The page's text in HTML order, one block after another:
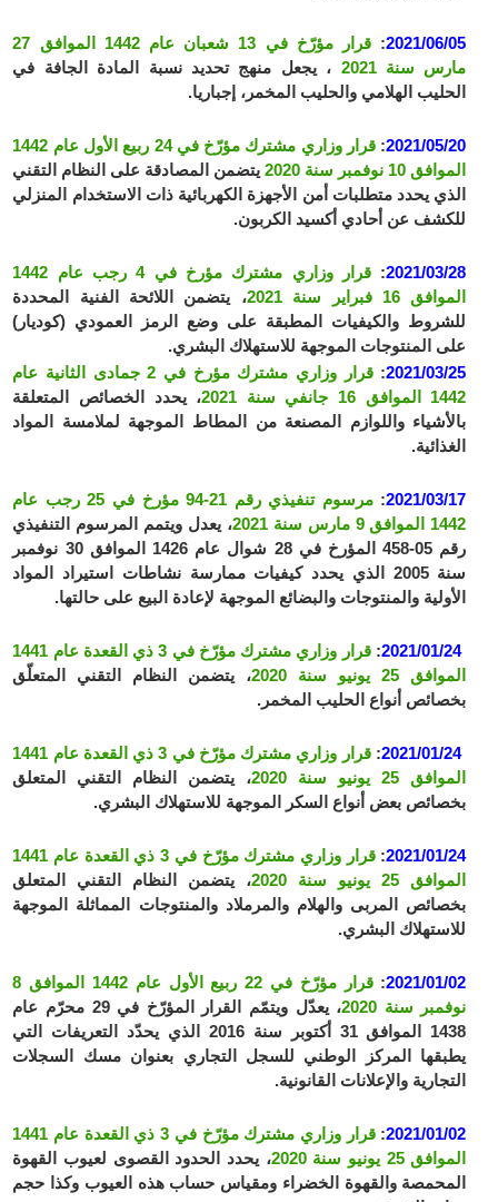
2021/06/05
:
قرار مؤرّخ في 13 شعبان عام 1442 الموافق 27
مارس سنة 2021
، يجعل منهج تحديد نسبة المادة الجافة في
الحليب الهلامي والحليب المخمر، إجباريا.
2021/05/20
:
قرار وزاري مشترك مؤرّخ في 24 ربيع الأول عام 1442
الموافق 10 نوفمبر سنة 2020
يتضمن المصادقة على النظام التقني
الذي يحدد متطلبات أمن الأجهزة الكهربائية ذات الاستخدام المنزلي
للكشف عن أحادي أكسيد الكربون.
2021/03/28
:
قرار وزاري مشترك مؤرخ في 4 رجب عام 1442
الموافق 16 فبراير سنة 2021
، يتضمن اللائحة الفنية المحددة
للشروط والكيفيات المطبقة على وضع الرمز العمودي (كوديار)
على المنتوجات الموجهة للاستهلاك البشري.
2021/03/25
:
قرار وزاري مشترك مؤرخ في 2 جمادى الثانية عام
1442 الموافق 16 جانفي سنة 2021
، يحدد الخصائص المتعلقة
بالأشياء واللوازم المصنعة من المطاط الموجهة لملامسة المواد
الغذائية.
2021/03/17
:
مرسوم تنفيذي رقم 21-94 مؤرخ في 25 رجب عام
1442 الموافق 9 مارس سنة 2021
، يعدل ويتمم المرسوم التنفيذي
رقم 05-458 المؤرخ في 28 شوال عام 1426 الموافق 30 نوفمبر
سنة 2005 الذي يحدد كيفيات ممارسة نشاطات استيراد المواد
الأولية والمنتوجات والبضائع الموجهة لإعادة البيع على حالتها.
2021/01/24
:
قرار وزاري مشترك مؤرّخ في 3 ذي القعدة عام 1441
الموافق 25 يونيو سنة 2020
، يتضمن النظام التقني المتعلّق
بخصائص أنواع الحليب المخمر.
2021/01/24
:
قرار وزاري مشترك مؤرّخ في 3 ذي القعدة عام 1441
الموافق 25 يونيو سنة 2020
، يتضمن النظام التقني المتعلق
بخصائص بعض أنواع السكر الموجهة للاستهلاك البشري.
2021/01/24
:
قرار وزاري مشترك مؤرّخ في 3 ذي القعدة عام 1441
الموافق 25 يونيو سنة 2020
، يتضمن النظام التقني المتعلق
بخصائص المربى والهلام والمرملاد والمنتوجات المماثلة الموجهة
للاستهلاك البشري.
2021/01/02
:
قرار مؤرّخ في 22 ربيع الأول عام 1442 الموافق 8
نوفمبر سنة 2020
، يعدّل ويتمّم القرار المؤرّخ في 29 محرّم عام
1438 الموافق 31 أكتوبر سنة 2016 الذي يحدّد التعريفات التي
يطبقها المركز الوطني للسجل التجاري بعنوان مسك السجلات
التجارية والإعلانات القانونية.
2021/01/02
:
قرار وزاري مشترك مؤرّخ في 3 ذي القعدة عام 1441
الموافق 25 يونيو سنة 2020
، يحدد الحدود القصوى لعيوب القهوة
المحمصة والقهوة الخضراء ومقياس حساب هذه العيوب وكذا حجم